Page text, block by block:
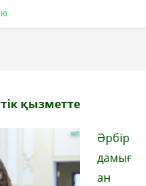
қызметте
Әрбір
дамығ
ан